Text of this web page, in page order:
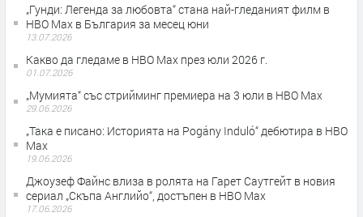
„Гунди: Легенда за любовта“ стана най-гледаният филм в
HBO Max в България за месец юни
13.07.2026
Какво да гледаме в HBO Max през юли 2026 г.
01.07.2026
„Мумията“ със стрийминг премиера на 3 юли в HBO Max
29.06.2026
„Така е писано: Историята на Pogány Induló“ дебютира в HBO
Max
19.06.2026
Джоузеф Файнс влиза в ролята на Гарет Саутгейт в новия
сериал „Скъпа Английо“, достъпен в HBO Max
17.06.2026